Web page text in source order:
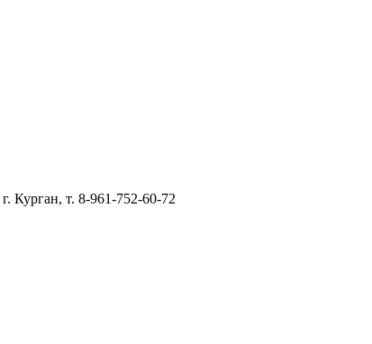
г. Курган, т. 8-961-752-60-72